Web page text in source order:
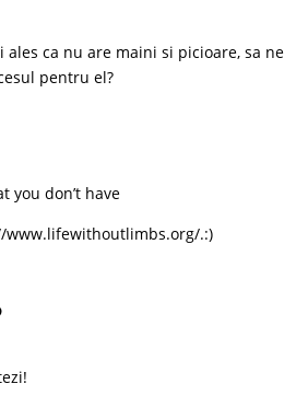
ca nu are maini si picioare, sa ne
pentru el?
you don’t have
.:)